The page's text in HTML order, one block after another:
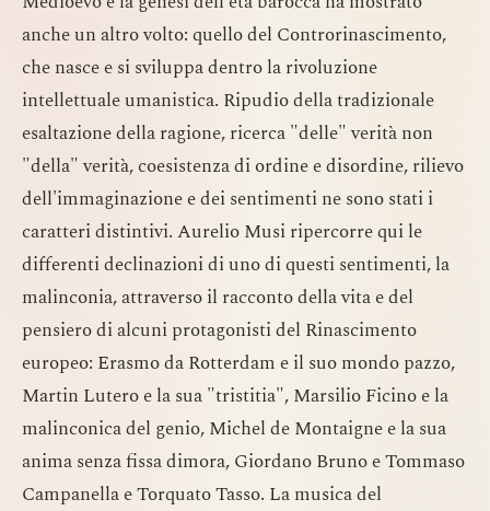
anche un altro volto: quello del Controrinascimento,
che nasce e si sviluppa dentro la rivoluzione
intellettuale umanistica. Ripudio della tradizionale
esaltazione della ragione, ricerca "delle" verità non
"della" verità, coesistenza di ordine e disordine, rilievo
dell'immaginazione e dei sentimenti ne sono stati i
caratteri distintivi. Aurelio Musi ripercorre qui le
differenti declinazioni di uno di questi sentimenti, la
malinconia, attraverso il racconto della vita e del
pensiero di alcuni protagonisti del Rinascimento
europeo: Erasmo da Rotterdam e il suo mondo pazzo,
Martin Lutero e la sua "tristitia", Marsilio Ficino e la
malinconica del genio, Michel de Montaigne e la sua
anima senza fissa dimora, Giordano Bruno e Tommaso
Campanella e Torquato Tasso. La musica del